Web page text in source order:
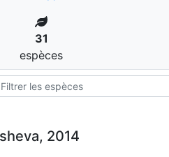
31
espèces
2014